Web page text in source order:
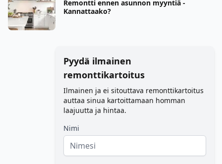
Remontti ennen asunnon myyntiä -
Kannattaako?
Pyydä ilmainen
remonttikartoitus
Ilmainen ja ei sitouttava remonttikartoitus
auttaa sinua kartoittamaan homman
laajuutta ja hintaa.
Nimi